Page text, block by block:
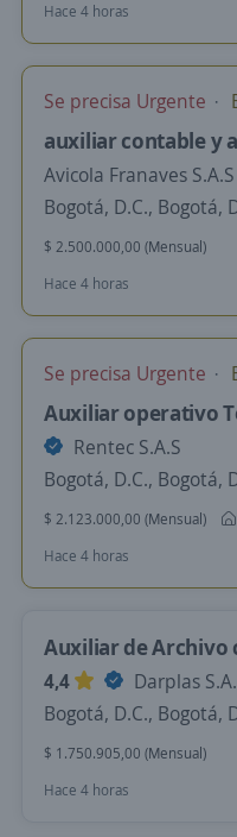
Hace 4 horas
Se precisa Urgente
auxiliar contable y
Avicola Franaves S.A.S
Bogotá, D.C., Bogotá,
$ 2.500.000,00 (Mensual)
Hace 4 horas
Se precisa Urgente
Auxiliar operativo
Rentec S.A.S
Bogotá, D.C., Bogotá,
$ 2.123.000,00 (Mensual)
Hace 4 horas
Auxiliar de Archivo
4,4
Darplas
Bogotá, D.C., Bogotá,
$ 1.750.905,00 (Mensual)
Hace 4 horas